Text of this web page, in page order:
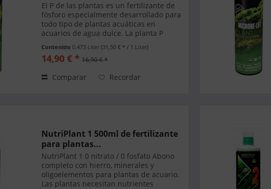
El P de las plantas es un fertilizante de
fósforo especialmente desarrollado para
todo tipo de plantas acuáticas en
acuarios de agua dulce. La planta P
planta y previene la deficiencia de
fósforo en...
Contenido 0.473 Liter(31,50 € * / 1 Liter)
14,90 € * 16,90 € *
Comparar Recordar
NutriPlant 1 500ml de fertilizante
para plantas...
NutriPlant 1 0 nitrato / 0 fosfato Abono
completo con hierro, minerales y
oligoelementos para plantas de acuario.
Las plantas necesitan nutrientes